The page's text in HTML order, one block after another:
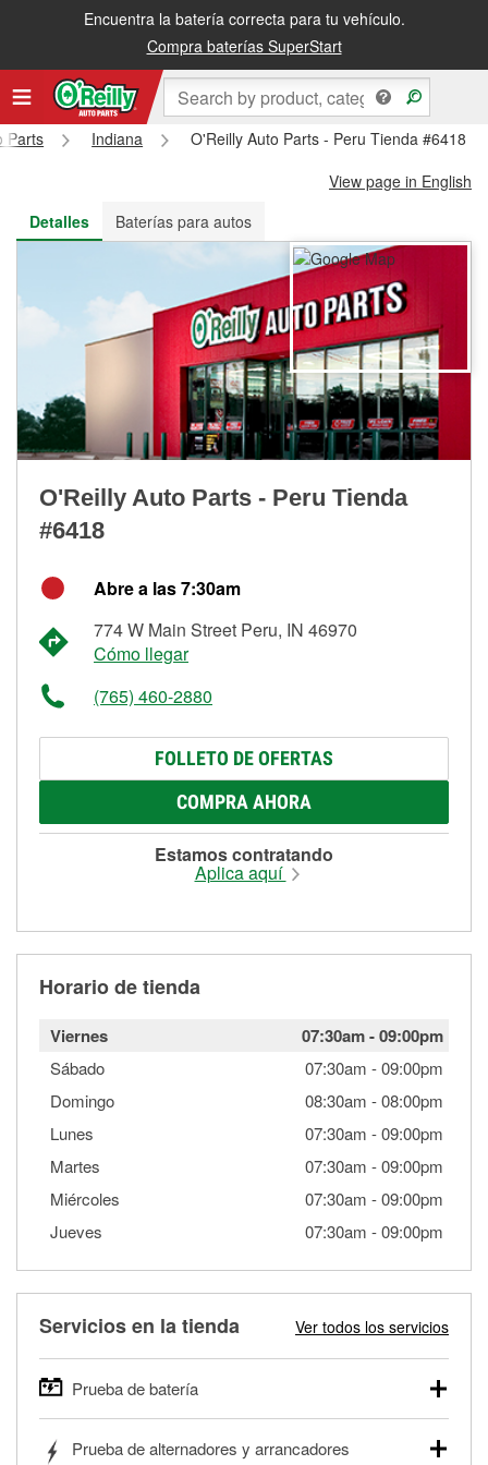
Encuentra la batería correcta para tu vehículo.
Compra baterías SuperStart
Recibe tu orden gratis al día siguiente o recógela en la tienda
Parts Indiana
O'Reilly Auto Parts - Peru Tienda #6418
View page in English
Detalles
Baterías para autos
O'Reilly Auto Parts - Peru Tienda
#6418
Abre a las 7:30am
774 W Main Street Peru, IN 46970
Cómo llegar
(765) 460-2880
FOLLETO DE OFERTAS
COMPRA AHORA
Estamos contratando
Aplica aquí
Horario de tienda
Viernes 07:30am-09:00pm
Sábado 07:30am -09:00pm
Domingo
08:30am -08:00pm
Lunes
07:30am -09:00pm
Martes
07:30am -09:00pm
Miércoles
07:30am -09:00pm
Jueves
07:30am -09:00pm
Servicios en la tienda Ver todos los servicios
Prueba de batería
autos, camionetas, SUVs, vehículos comerciales y
Prueba de alternadores y arrancadores